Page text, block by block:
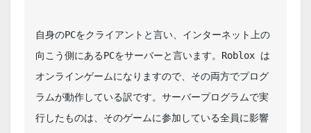
自身のPCをクライアントと言い、インターネット上の
向こう側にあるPCをサーバーと言います。Roblox は
オンラインゲームになりますので、その両方でプログ
ラムが動作している訳です。サーバープログラムで実
行したものは、そのゲームに参加している全員に影響